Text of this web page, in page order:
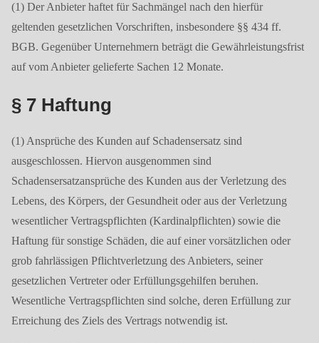
(1) Der Anbieter haftet für Sachmängel nach den hierfür
geltenden gesetzlichen Vorschriften, insbesondere §§ 434 ff.
BGB. Gegenüber Unternehmern beträgt die Gewährleistungsfrist
auf vom Anbieter gelieferte Sachen 12 Monate.
§ 7 Haftung
(1) Ansprüche des Kunden auf Schadensersatz sind
ausgeschlossen. Hiervon ausgenommen sind
Schadensersatzansprüche des Kunden aus der Verletzung des
Lebens, des Körpers, der Gesundheit oder aus der Verletzung
wesentlicher Vertragspflichten (Kardinalpflichten) sowie die
Haftung für sonstige Schäden, die auf einer vorsätzlichen oder
grob fahrlässigen Pflichtverletzung des Anbieters, seiner
gesetzlichen Vertreter oder Erfüllungsgehilfen beruhen.
Wesentliche Vertragspflichten sind solche, deren Erfüllung zur
Erreichung des Ziels des Vertrags notwendig ist.